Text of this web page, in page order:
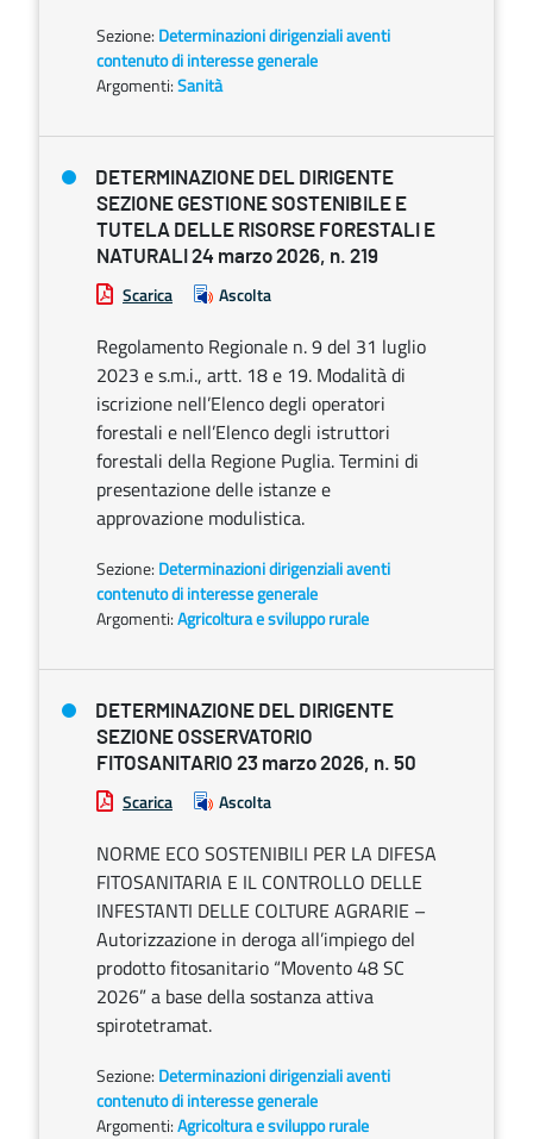
Sezione: Determinazioni dirigenziali aventi
contenuto di interesse generale
Argomenti:Sanità
DETERMINAZIONE DEL DIRIGENTE
SEZIONE GESTIONE SOSTENIBILE E
TUTELA DELLE RISORSE FORESTALI E
NATURALI 24 marzo 2026, n. 219
Scarica Ascolta
Regolamento Regionale n. 9 del 31 luglio
2023 e s.m.i., artt. 18 e 19. Modalità di
iscrizione nell’Elenco degli operatori
forestali e nell’Elenco degli istruttori
forestali della Regione Puglia. Termini di
presentazione delle istanze e
approvazione modulistica.
Sezione: Determinazioni dirigenziali aventi
contenuto di interesse generale
Argomenti:Agricoltura e sviluppo rurale
DETERMINAZIONE DEL DIRIGENTE
SEZIONE OSSERVATORIO
FITOSANITARIO 23 marzo 2026, n. 50
Scarica Ascolta
NORME ECO SOSTENIBILI PER LA DIFESA
FITOSANITARIA E IL CONTROLLO DELLE
INFESTANTI DELLE COLTURE AGRARIE –
Autorizzazione in deroga all’impiego del
prodotto fitosanitario “Movento 48 SC
2026” a base della sostanza attiva
spirotetramat.
Sezione: Determinazioni dirigenziali aventi
contenuto di interesse generale
Argomenti:Agricoltura e sviluppo rurale